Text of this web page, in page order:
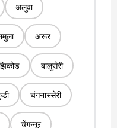
अलुवा
अरूर
बालुसेरी
चंगनास्सेरी
चेंगन्नूर